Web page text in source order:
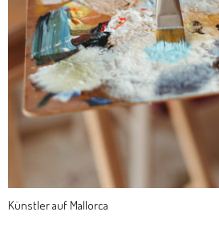
Künstler auf Mallorca